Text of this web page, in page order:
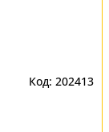
202413